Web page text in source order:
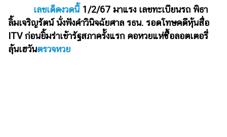
บันเทิง
รูปภาพ
ดู
เลขเด็ดงวดนี้1/2/67 มาแรง เลขทะเบียนรถ พิธา
ลิ้มเจริญรัตน์ นั่งฟังคำวินิจฉัยศาล รธน. รอดโทษคดีหุ้นสื่อ
ITV ก่อนยิ้มร่าเข้ารัฐสภาครั้งแรก คอหวยแห่ซื้อลอตเตอรี่
ลุ้นเฮวันตรวจหวย